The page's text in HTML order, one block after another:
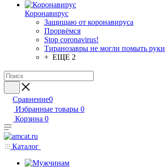
Коронавирус
Защищаю от коронавируса
Прорвёмся
Stop coronavirus!
Тиранозавры не могли помыть руки
+ ЕЩЕ 2
Сравнение0
Избранные товары 0
Корзина 0
Каталог